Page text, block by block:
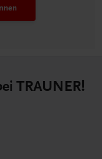
TRAUNER!